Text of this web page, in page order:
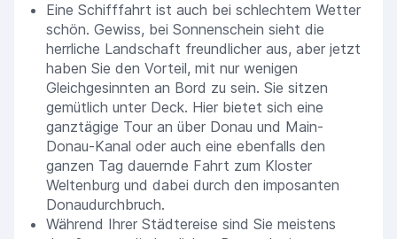
Eine Schifffahrt ist auch bei schlechtem Wetter
schön. Gewiss, bei Sonnenschein sieht die
herrliche Landschaft freundlicher aus, aber jetzt
haben Sie den Vorteil, mit nur wenigen
Gleichgesinnten an Bord zu sein. Sie sitzen
gemütlich unter Deck. Hier bietet sich eine
ganztägige Tour an über Donau und Main-
Donau-Kanal oder auch eine ebenfalls den
ganzen Tag dauernde Fahrt zum Kloster
Weltenburg und dabei durch den imposanten
Donaudurchbruch.
Während Ihrer Städtereise sind Sie meistens